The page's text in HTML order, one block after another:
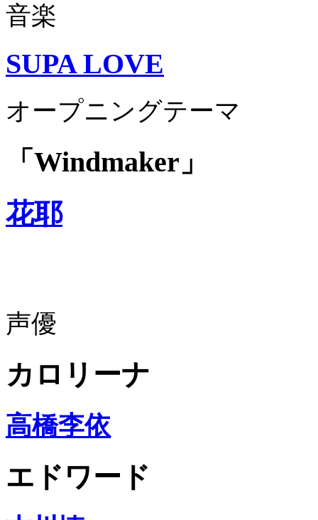
音楽
SUPA LOVE
オープニングテーマ
「Windmaker」
花耶
声優
カロリーナ
高橋李依
エドワード